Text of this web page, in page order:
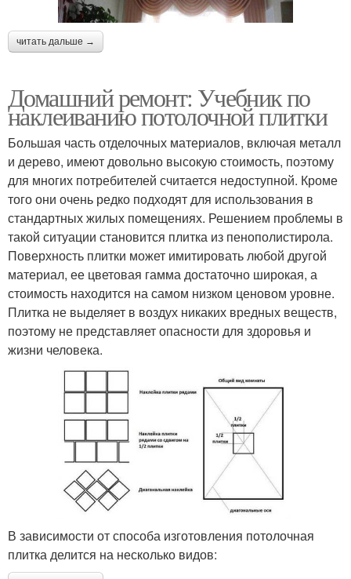
читать дальше →
Домашний ремонт: Учебник по
наклеиванию потолочной плитки
Большая часть отделочных материалов, включая металл
и дерево, имеют довольно высокую стоимость, поэтому
для многих потребителей считается недоступной. Кроме
того они очень редко подходят для использования в
стандартных жилых помещениях. Решением проблемы в
такой ситуации становится плитка из пенополистирола.
Поверхность плитки может имитировать любой другой
материал, ее цветовая гамма достаточно широкая, а
стоимость находится на самом низком ценовом уровне.
Плитка не выделяет в воздух никаких вредных веществ,
поэтому не представляет опасности для здоровья и
жизни человека.
В зависимости от способа изготовления потолочная
плитка делится на несколько видов: